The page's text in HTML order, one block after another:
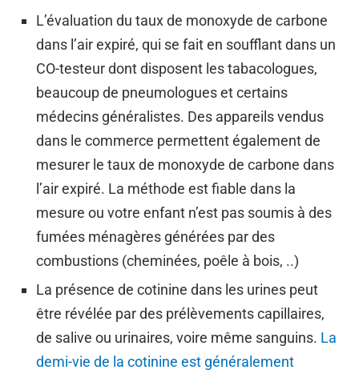
L’évaluation du taux de monoxyde de carbone
dans l’air expiré, qui se fait en soufflant dans un
CO-testeur dont disposent les tabacologues,
beaucoup de pneumologues et certains
médecins généralistes. Des appareils vendus
dans le commerce permettent également de
mesurer le taux de monoxyde de carbone dans
l’air expiré. La méthode est fiable dans la
mesure ou votre enfant n’est pas soumis à des
fumées ménagères générées par des
combustions (cheminées, poêle à bois, ..)
La présence de cotinine dans les urines peut
être révélée par des prélèvements capillaires,
de salive ou urinaires, voire même sanguins. La
demi-vie de la cotinine est généralement